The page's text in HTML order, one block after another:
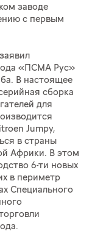
заводе
с первым
заявил
«ПСМА Рус»
В настоящее
сборка
для
Jumpy,
в страны
Африки. В этом
6-ти новых
в периметр
Специального